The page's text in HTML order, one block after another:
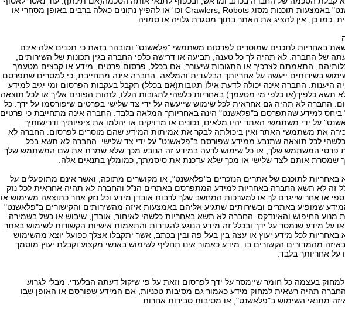
נתונים מ"פלאשנט" באמצעות תוכנות מסוג Crawlers, Robots וכו' או להפיץ נתונים כאלה ברבים באופן מסחרי או
כמו כן, אין להציג את האתר בתוך מסגרת גלויה או סמויה.
באחריות לתכנים שמוסרים לפרסום משתמשי "פלאשנט" ומובהר בזאת כי תכנים אלה אינם
של החברה. לא תהיה לך כל טענה, תביעה או דרישה כלפי החברה בגין תכונות של השירותים,
התאמתם לצרכיך או התגובות שיעורר, אם בכלל, פרסום פרטים, מידע או קבצים מטעמך
בשירותים ייעשה על אחריותך הבלעדית והמלאה. החברה אינה מתחייבת, כי למסרים שתפרסם
היענות. החברה אינה יכולה לדעת אילו תגובות(אם בכלל) תקבל בעקבות הפרסום ומי יגיב למידע
תשא כלפיך(או כלפי מי מטעמך) באחריות כלשהי לתגובות הללו, לזהות הפונים אליך או לכל תוצאה
החברה לא תהיה גם אחראית לכל שימוש שייעשה על ידי צד שלישי בפרטים שיפורסמו על ידך. כל
למידע שהתפרסם ב"פלאשנט" הינה באחריותך המלאה בלבד. החברה אינה מתחייבת כי פרטים
על ידי משתמשי האתר יהיו מלאים, נכונים או מדויקים או יהלמו את ציפיותיך ודרישותיך.
את משתמשי האתר ואין ביכולתה לבקר את אמיתות המידע שהם מוסרים לפרסום. החברה לא
לכל תוצאה שתנבע ממידע שפורסם ב"פלאשנט" על ידי צד שלישי. החברה לא תשא בכל
פרטי המשתמש שלך, או כל שימוש לרעה במידע זה הנובע מכך שלא שמרת את שם המשתמש שלך
שמסרת אותם לצד שלישי או מכך שלא עדכנת את סיסמתך, כמומלץ בתנאים אלה.
לתוכנם של אתרים הנזכרים ב"פלאשנט", או מקושרים מתוכה, ואשר אינם מתופעלים על
זה לא תשא החברה באחריות למידע המתפרסם באתרים הנ"ל והחברה לא תהיה אחראית לכל נזק
או אחר שייגרם לך או למערכות המחשב שלך לרבות אובדן מידע וכל נזק אחר כתוצאה משימוש או
שמופיע באתרים ובשירותים שתגיע אליהם באמצעות איזה מהשירותים והקישורים ב"פלאשנט"
מנוע החיפוש והאינדקס. החברה לא תשא באחריות כלשהי לאיחור, אובדן, שיבוש או כשל בשמירה
על מידע שנמסר על ידך ובכלל זה מידע הנוגע להגדרות והתאמות אישיות הקשורות לשימוש באתר.
לכל מידע יעוץ או עצה בין בעל פה ובין בכתב, אשר יתקבלו אצלך כפועל יוצא מהשימוש
מהמדורים הקשורים בו. מידע כאמור אינו תחליף לשימוש באנשי מקצוע וקבלת יעוץ מוסמך
על אחריותך בלבד.
בעצמה כל חומר שיימסר על ידך לפרסום וזאת על פי שיקול דעתה הבלעדי. מבלי לגרוע
תהיה רשאית למחוק מידע כאמור גם מסיבות טכניות, אם המידע שפורסם או האופן שבו
מתנאי השימוש ב"פלאשנט", או מסיבות סבירות אחרות.